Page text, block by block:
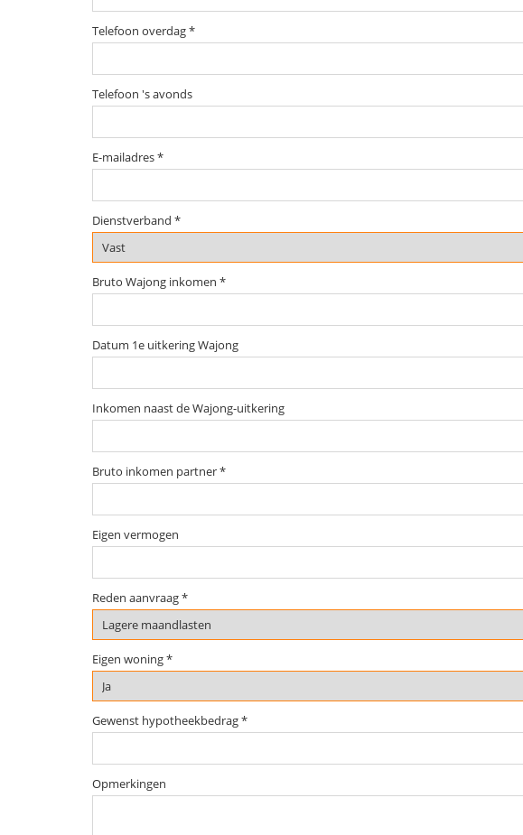
Telefoon overdag *
Telefoon 's avonds
E-mailadres *
Dienstverband *
Bruto Wajong inkomen *
Datum 1e uitkering Wajong
Inkomen naast de Wajong-uitkering
Bruto inkomen partner *
Eigen vermogen
Reden aanvraag *
Eigen woning *
Gewenst hypotheekbedrag *
Opmerkingen